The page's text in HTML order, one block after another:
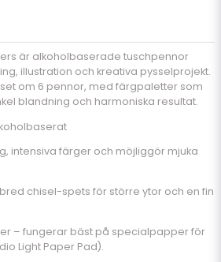
är alkoholbaserade tuschpennor
illustration och kreativa pysselprojekt.
om 6 pennor, med färgpaletter som
blandning och harmoniska resultat.
intensiva färger och möjliggör mjuka
chisel-spets för större ytor och en fin
– fungerar bäst på specialpapper för
Light Paper Pad).